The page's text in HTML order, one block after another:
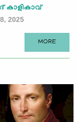
കാളികാവ്
2025
MORE